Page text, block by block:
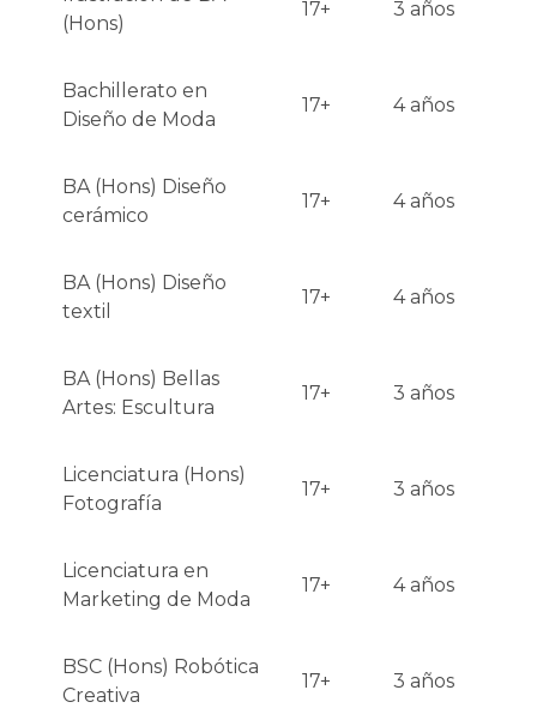
(Hons)
17+ 3 años
Bachillerato en
Diseño de Moda
17+ 4 años
BA (Hons) Diseño
cerámico
17+ 4 años
BA (Hons) Diseño
textil
17+ 4 años
BA (Hons) Bellas
Artes: Escultura
17+ 3 años
Licenciatura (Hons)
Fotografía
17+ 3 años
Licenciatura en
Marketing de Moda
17+ 4 años
BSC (Hons) Robótica
Creativa
17+ 3 años